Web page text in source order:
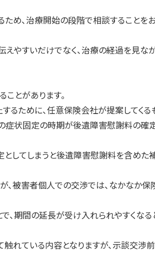
め、治療開始の段階で相談することをお
やすいだけでなく、治療の経過を見な
とがあります。
ために、任意保険会社が提案してくる
症状固定の時期が後遺障害慰謝料の確
としてしまうと後遺障害慰謝料を含め
、被害者個人での交渉では、なかなか
期間の延長が受け入れられやすくなる
触れている内容となりますが、示談交渉